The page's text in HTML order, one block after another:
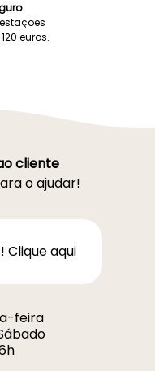
euros.
cliente
o ajudar!
aqui
feira